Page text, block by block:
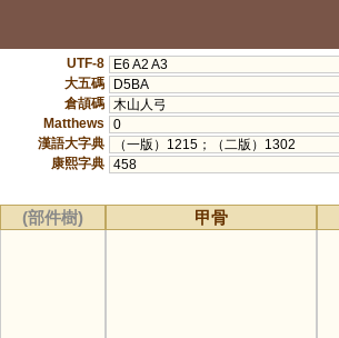
UTF-8
E6 A2 A3
大五碼
D5BA
倉頡碼
木山人弓
Matthews
0
漢語大字典
（一版）1215；（二版）1302
康熙字典 458
(部件樹) 甲骨